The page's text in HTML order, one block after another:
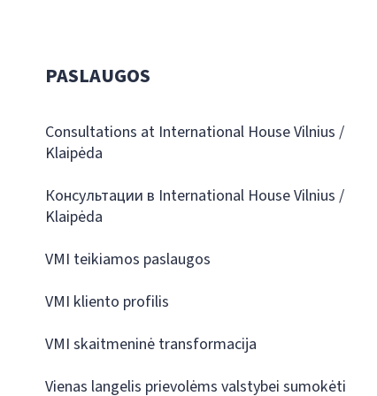
PASLAUGOS
Consultations at International House Vilnius /
Klaipėda
Консультации в International House Vilnius /
Klaipėda
VMI teikiamos paslaugos
VMI kliento profilis
VMI skaitmeninė transformacija
Vienas langelis prievolėms valstybei sumokėti